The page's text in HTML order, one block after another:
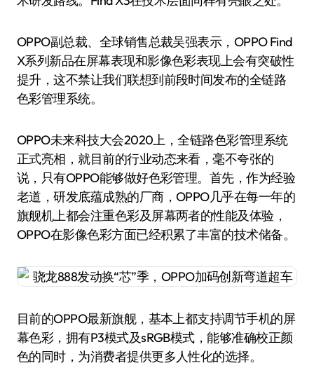
OPPO副总裁、全球销售总裁吴强表示，OPPO Find
X系列新品在屏幕表现和影像色彩表现上会有突破性
提升，这不禁让我们联想到前段时间发布的全链路
色彩管理系统。
OPPO未来科技大会2020上，全链路色彩管理系统
正式亮相，就目前的行业动态来看，毫不夸张的
说，只有OPPO能够做好色彩管理。首先，作为经验
老道，研发底蕴成熟的厂商，OPPO几乎在每一年的
旗舰机上都会注重色彩及屏幕两者的性能及体验，
OPPO在影像色彩方面已经积累了丰富的技术储备。
目前的OPPO最新旗舰，基本上都支持调节手机的屏
幕色彩，拥有P3模式及sRGB模式，能够准确校正颜
色的同时，为消费者提供更多人性化的选择。